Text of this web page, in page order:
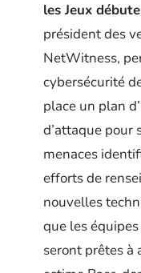
les Jeux
président des
NetWitness,
cybersécurité
place un plan
d’attaque pour
menaces
efforts de
nouvelles
que les
seront prêtes à